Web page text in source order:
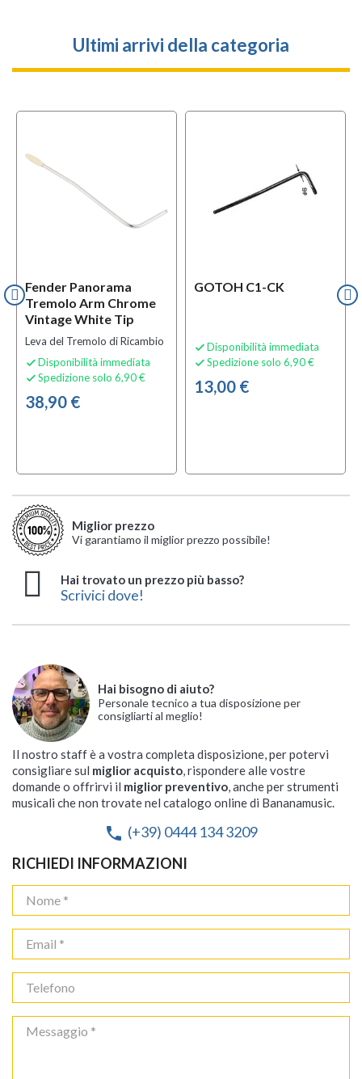
Ultimi arrivi della categoria
Fender Panorama
Tremolo Arm Chrome
Vintage White Tip
Leva del Tremolo di Ricambio
 Disponibilità immediata
 Spedizione solo 6,90 €
38,90 €
GOTOH C1-CK
 Disponibilità immediata
 Spedizione solo 6,90 €
13,00 €
Miglior prezzo
Vi garantiamo il miglior prezzo possibile!
Hai trovato un prezzo più basso?
Scrivici dove!
Hai bisogno di aiuto?
Personale tecnico a tua disposizione per
consigliarti al meglio!
Il nostro staff è a vostra completa disposizione, per potervi
consigliare sul miglior acquisto, rispondere alle vostre
domande o offrirvi il miglior preventivo, anche per strumenti
musicali che non trovate nel catalogo online di Bananamusic.
phone (+39) 0444 134 3209
RICHIEDI INFORMAZIONI